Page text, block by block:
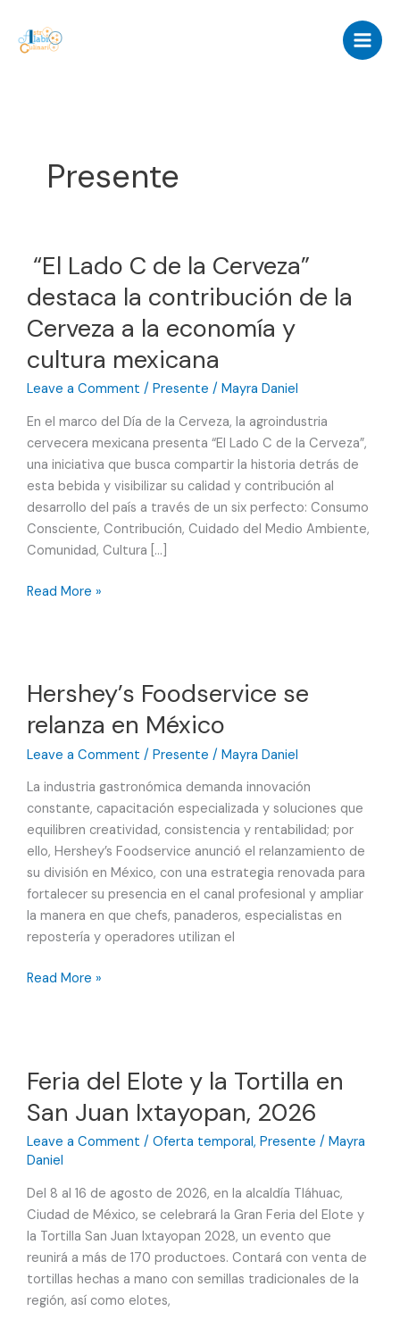
content
Presente
“El Lado C de la Cerveza”
destaca la contribución de la
Cerveza a la economía y
cultura mexicana
Leave a Comment / Presente / Mayra Daniel
En el marco del Día de la Cerveza, la agroindustria
cervecera mexicana presenta “El Lado C de la Cerveza”,
una iniciativa que busca compartir la historia detrás de
esta bebida y visibilizar su calidad y contribución al
desarrollo del país a través de un six perfecto: Consumo
Consciente, Contribución, Cuidado del Medio Ambiente,
Comunidad, Cultura […]
“El
Cerveza”
destaca
contribución
de
la
Cerveza
a
la
economía
y
cultura
Read More »
Hershey’s Foodservice se
relanza en México
Leave a Comment / Presente / Mayra Daniel
La industria gastronómica demanda innovación
constante, capacitación especializada y soluciones que
equilibren creatividad, consistencia y rentabilidad; por
ello, Hershey’s Foodservice anunció el relanzamiento de
su división en México, con una estrategia renovada para
fortalecer su presencia en el canal profesional y ampliar
la manera en que chefs, panaderos, especialistas en
repostería y operadores utilizan el
Hershey’s
México
Read More »
Feria del Elote y la Tortilla en
San Juan Ixtayopan, 2026
Leave a Comment / Oferta temporal, Presente / Mayra
Daniel
Del 8 al 16 de agosto de 2026, en la alcaldía Tláhuac,
Ciudad de México, se celebrará la Gran Feria del Elote y
la Tortilla San Juan Ixtayopan 2028, un evento que
reunirá a más de 170 productoes. Contará con venta de
tortillas hechas a mano con semillas tradicionales de la
región, así como elotes,